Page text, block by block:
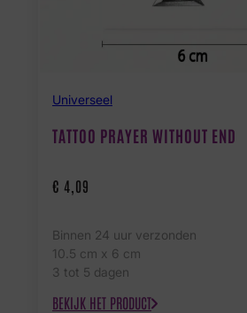
Universeel
TATTOO PRAYER WITHOUT END
€ 4,09
Binnen 24 uur verzonden
10.5 cm x 6 cm
3 tot 5 dagen
BEKIJK HET PRODUCT